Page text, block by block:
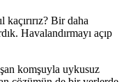
Bir daha
Havalandırmayı açıp
komşuyla uykusuz